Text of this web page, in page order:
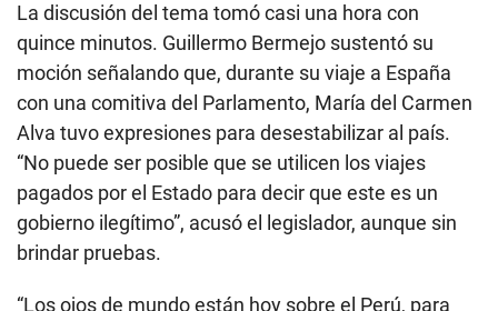
La discusión del tema tomó casi una hora con
quince minutos. Guillermo Bermejo sustentó su
moción señalando que, durante su viaje a España
con una comitiva del Parlamento, María del Carmen
Alva tuvo expresiones para desestabilizar al país.
“No puede ser posible que se utilicen los viajes
pagados por el Estado para decir que este es un
gobierno ilegítimo”, acusó el legislador, aunque sin
brindar pruebas.
“Los ojos de mundo están hoy sobre el Perú, para